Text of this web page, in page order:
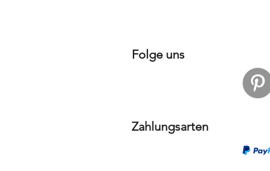
Folge uns
Zahlungsarten